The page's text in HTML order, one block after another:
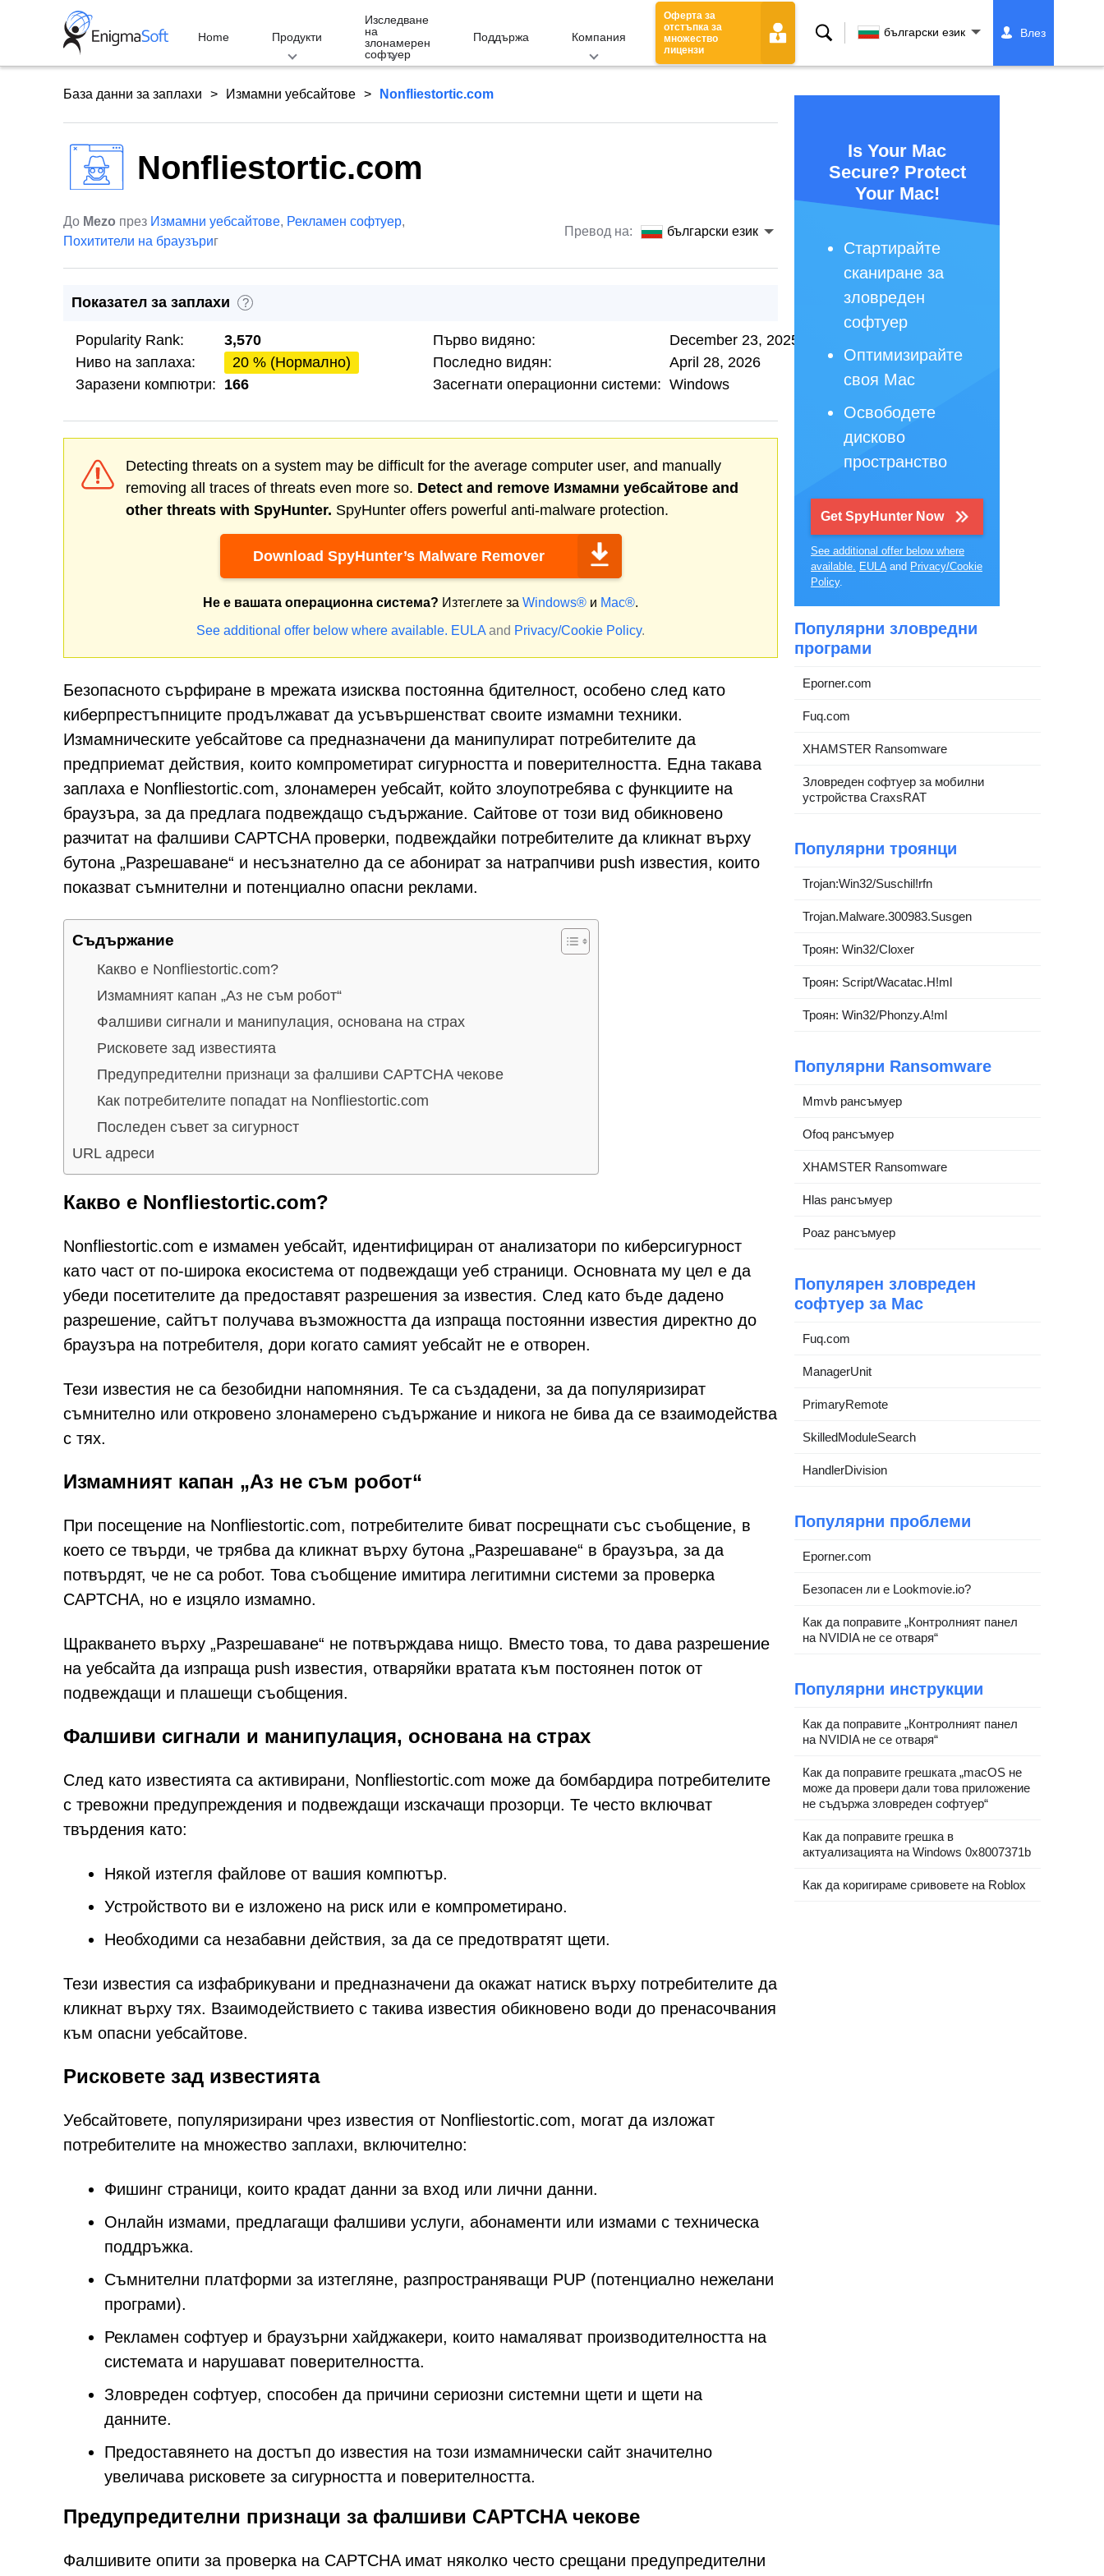
Home Продукти
Изследване
на
злонамерен
софтуер
Поддържа Компания
Оферта за
отстъпка за
множество
лицензи
Търсене български език Влез
База данни за заплахи Измамни уебсайтове Nonfliestortic.com
Nonfliestortic.com
До Mezo през Измамни уебсайтове, Рекламен софтуер,
Похитители на браузъриг
Превод на: български език
Показател за заплахи ?
Popularity Rank:
3,570
Ниво на заплаха:
20 % (Нормално)
Заразени компютри: 166
Първо видяно:
December 23, 2025
Последно видян:
April 28, 2026
Засегнати операционни системи: Windows
Detecting threats on a system may be difficult for the average computer user, and manually
removing all traces of threats even more so. Detect and remove Измамни уебсайтове and
other threats with SpyHunter. SpyHunter offers powerful anti-malware protection.
Download SpyHunter’s Malware Remover
Не е вашата операционна система? Изтеглете за Windows® и Mac®.
See additional offer below where available. EULA and Privacy/Cookie Policy.
Безопасното сърфиране в мрежата изисква постоянна бдителност, особено след като
киберпрестъпниците продължават да усъвършенстват своите измамни техники.
Измамническите уебсайтове са предназначени да манипулират потребителите да
предприемат действия, които компрометират сигурността и поверителността. Една такава
заплаха е Nonfliestortic.com, злонамерен уебсайт, който злоупотребява с функциите на
браузъра, за да предлага подвеждащо съдържание. Сайтове от този вид обикновено
разчитат на фалшиви CAPTCHA проверки, подвеждайки потребителите да кликнат върху
бутона „Разрешаване“ и несъзнателно да се абонират за натрапчиви push известия, които
показват съмнителни и потенциално опасни реклами.
Съдържание
Какво е Nonfliestortic.com?
Измамният капан „Аз не съм робот“
Фалшиви сигнали и манипулация, основана на страх
Рисковете зад известията
Предупредителни признаци за фалшиви CAPTCHA чекове
Как потребителите попадат на Nonfliestortic.com
Последен съвет за сигурност
URL адреси
Какво е Nonfliestortic.com?
Nonfliestortic.com е измамен уебсайт, идентифициран от анализатори по киберсигурност
като част от по-широка екосистема от подвеждащи уеб страници. Основната му цел е да
убеди посетителите да предоставят разрешения за известия. След като бъде дадено
разрешение, сайтът получава възможността да изпраща постоянни известия директно до
браузъра на потребителя, дори когато самият уебсайт не е отворен.
Тези известия не са безобидни напомняния. Те са създадени, за да популяризират
съмнително или откровено злонамерено съдържание и никога не бива да се взаимодейства
с тях.
Измамният капан „Аз не съм робот“
При посещение на Nonfliestortic.com, потребителите биват посрещнати със съобщение, в
което се твърди, че трябва да кликнат върху бутона „Разрешаване“ в браузъра, за да
потвърдят, че не са робот. Това съобщение имитира легитимни системи за проверка
CAPTCHA, но е изцяло измамно.
Щракването върху „Разрешаване“ не потвърждава нищо. Вместо това, то дава разрешение
на уебсайта да изпраща push известия, отваряйки вратата към постоянен поток от
подвеждащи и плашещи съобщения.
Фалшиви сигнали и манипулация, основана на страх
След като известията са активирани, Nonfliestortic.com може да бомбардира потребителите
с тревожни предупреждения и подвеждащи изскачащи прозорци. Те често включват
твърдения като:
Някой изтегля файлове от вашия компютър.
Устройството ви е изложено на риск или е компрометирано.
Необходими са незабавни действия, за да се предотвратят щети.
Тези известия са изфабрикувани и предназначени да окажат натиск върху потребителите да
кликнат върху тях. Взаимодействието с такива известия обикновено води до пренасочвания
към опасни уебсайтове.
Рисковете зад известията
Уебсайтовете, популяризирани чрез известия от Nonfliestortic.com, могат да изложат
потребителите на множество заплахи, включително:
Фишинг страници, които крадат данни за вход или лични данни.
Онлайн измами, предлагащи фалшиви услуги, абонаменти или измами с техническа
поддръжка.
Съмнителни платформи за изтегляне, разпространяващи PUP (потенциално нежелани
програми).
Рекламен софтуер и браузърни хайджакери, които намаляват производителността на
системата и нарушават поверителността.
Зловреден софтуер, способен да причини сериозни системни щети и щети на
данните.
Предоставянето на достъп до известия на този измамнически сайт значително
увеличава рисковете за сигурността и поверителността.
Предупредителни признаци за фалшиви CAPTCHA чекове
Фалшивите опити за проверка на CAPTCHA имат няколко често срещани предупредителни
Is Your Mac
Secure? Protect
Your Mac!
Стартирайте
сканиране за
зловреден
софтуер
Оптимизирайте
своя Mac
Освободете
дисково
пространство
Get SpyHunter Now
See additional offer below where
available. EULAand Privacy/Cookie
Policy.
Популярни зловредни
програми
Eporner.com
Fuq.com
XHAMSTER Ransomware
Зловреден софтуер за мобилни
устройства CraxsRAT
Популярни троянци
Trojan:Win32/Suschil!rfn
Trojan.Malware.300983.Susgen
Троян: Win32/Cloxer
Троян: Script/Wacatac.H!ml
Троян: Win32/Phonzy.A!ml
Популярни Ransomware
Mmvb рансъмуер
Ofoq рансъмуер
XHAMSTER Ransomware
Hlas рансъмуер
Poaz рансъмуер
Популярен зловреден
софтуер за Mac
Fuq.com
ManagerUnit
PrimaryRemote
SkilledModuleSearch
HandlerDivision
Популярни проблеми
Eporner.com
Безопасен ли е Lookmovie.io?
Как да поправите „Контролният панел
на NVIDIA не се отваря“
Популярни инструкции
Как да поправите „Контролният панел
на NVIDIA не се отваря“
Как да поправите грешката „macOS не
може да провери дали това приложение
не съдържа зловреден софтуер“
Как да поправите грешка в
актуализацията на Windows 0x8007371b
Как да коригираме сривовете на Roblox